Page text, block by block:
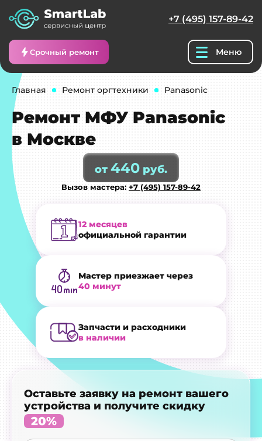
+7 (495) 157-89-42
Срочный ремонт Меню
Главная Ремонт оргтехники Panasonic
Ремонт МФУ Panasonic
в Москве
от 440 руб.
Вызов мастера: +7 (495) 157-89-42
12 месяцев
официальной гарантии
Мастер приезжает через
40 минут
Запчасти и расходники
в наличии
Оставьте заявку на ремонт вашего
устройства и получите скидку
20%